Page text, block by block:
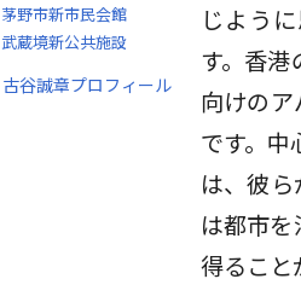
茅野市新市民会館
武蔵境新公共施設
古谷誠章プロフィール
じよう
す。香
向けの
です。
は、彼
は都市
得ること